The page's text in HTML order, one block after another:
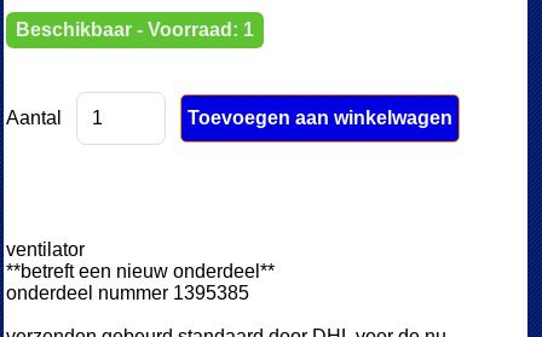
Beschikbaar - Voorraad: 1
Aantal
ventilator
**betreft een nieuw onderdeel**
onderdeel nummer 1395385